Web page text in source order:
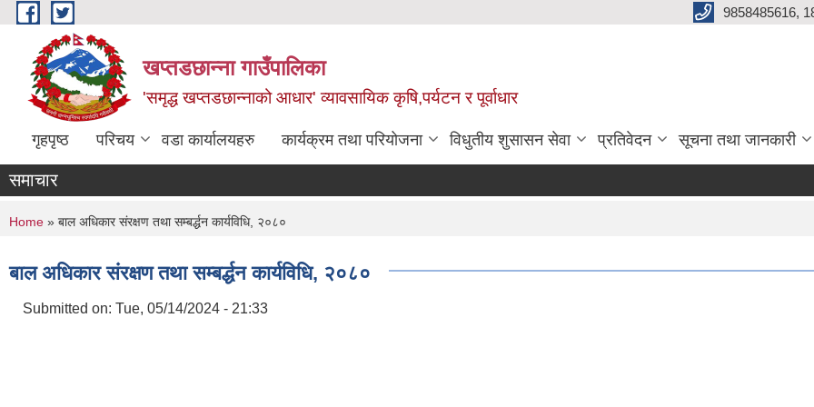
Skip to main content 9858485616,
खप्तडछान्ना गाउँपालिका
'समृद्ध खप्तडछान्नाको आधार' व्यावसायिक कृषि,पर्यटन र पूर्वाधार
गृहपृष्ठ परिचय वडा कार्यालयहरु कार्यक्रम तथा परियोजना विधुतीय शुसासन सेवा प्रतिवेदन सूचना तथा जानकारी
समाचार
You are here
Home » बाल अधिकार संरक्षण तथा सम्बर्द्धन कार्यविधि, २०८०
बाल अधिकार संरक्षण तथा सम्बर्द्धन कार्यविधि, २०८०
Submitted on: Tue, 05/14/2024 - 21:33